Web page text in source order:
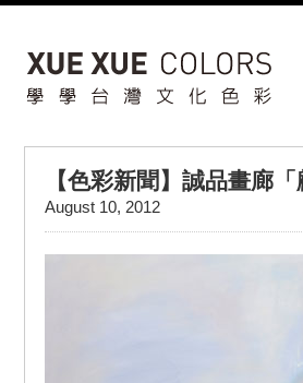
【色彩新聞】誠品畫廊
August 10, 2012